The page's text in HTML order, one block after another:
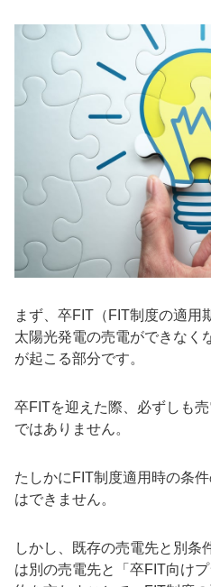
まず、卒FIT（FIT制度の適用
太陽光発電の売電ができなく
が起こる部分です。
卒FITを迎えた際、必ずしも
ではありません。
たしかにFIT制度適用時の条
はできません。
しかし、既存の売電先と別条
は別の売電先と「卒FIT向け